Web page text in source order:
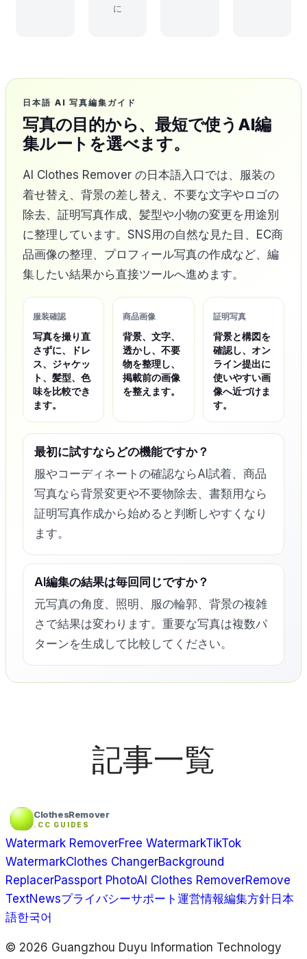
に
日本語 AI 写真編集ガイド
写真の目的から、最短で使うAI編
集ルートを選べます。
AI Clothes Remover の日本語入口では、服装の
着せ替え、背景の差し替え、不要な文字やロゴの
除去、証明写真作成、髪型や小物の変更を用途別
に整理しています。SNS用の自然な見た目、EC商
品画像の整理、プロフィール写真の作成など、編
集したい結果から直接ツールへ進めます。
服装確認
写真を撮り直
さずに、ドレ
ス、ジャケッ
ト、髪型、色
味を比較でき
ます。
商品画像
背景、文字、
透かし、不要
物を整理し、
掲載前の画像
を整えます。
証明写真
背景と構図を
確認し、オン
ライン提出に
使いやすい画
像へ近づけま
す。
最初に試すならどの機能ですか？
服やコーディネートの確認ならAI試着、商品
写真なら背景変更や不要物除去、書類用なら
証明写真作成から始めると判断しやすくなり
ます。
AI編集の結果は毎回同じですか？
元写真の角度、照明、服の輪郭、背景の複雑
さで結果は変わります。重要な写真は複数パ
ターンを生成して比較してください。
記事一覧
ClothesRemover
.CC GUIDES
Watermark RemoverFree WatermarkTikTok
WatermarkClothes ChangerBackground
ReplacerPassport PhotoAI Clothes RemoverRemove
TextNewsプライバシーサポート 運営情報編集方針日本
語한국어
© 2026 Guangzhou Duyu Information Technology